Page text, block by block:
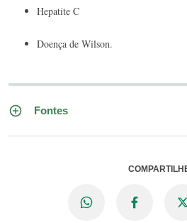
Hepatite C
Doença de Wilson.
Fontes